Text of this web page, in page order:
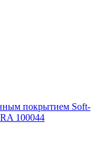
покрытием Soft-
100044